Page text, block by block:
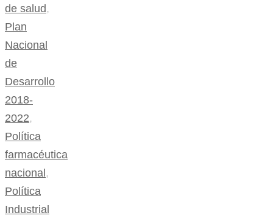
de salud ,
Plan
Nacional
de
Desarrollo
2018-
2022,
Política
farmacéutica
nacional ,
Política
Industrial